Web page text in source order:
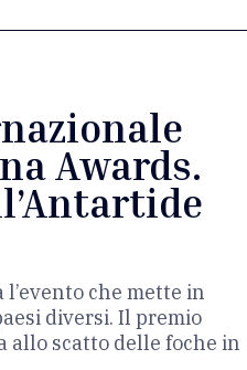
Awards.
che mette in
diversi. Il premio
allo scatto delle foche in